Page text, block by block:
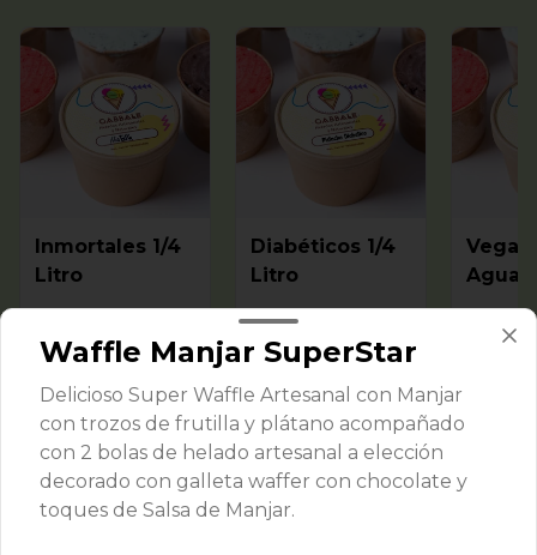
Inmortales 1/4
Litro
Diabéticos 1/4
Litro
Agua
Litro
$5.900
POTES 1/2 Litro. Ver más
Waffle Manjar SuperStar
Delicioso Super Waffle Artesanal con Manjar
con trozos de frutilla y plátano acompañado
con 2 bolas de helado artesanal a elección
decorado con galleta waffer con chocolate y
toques de Salsa de Manjar.